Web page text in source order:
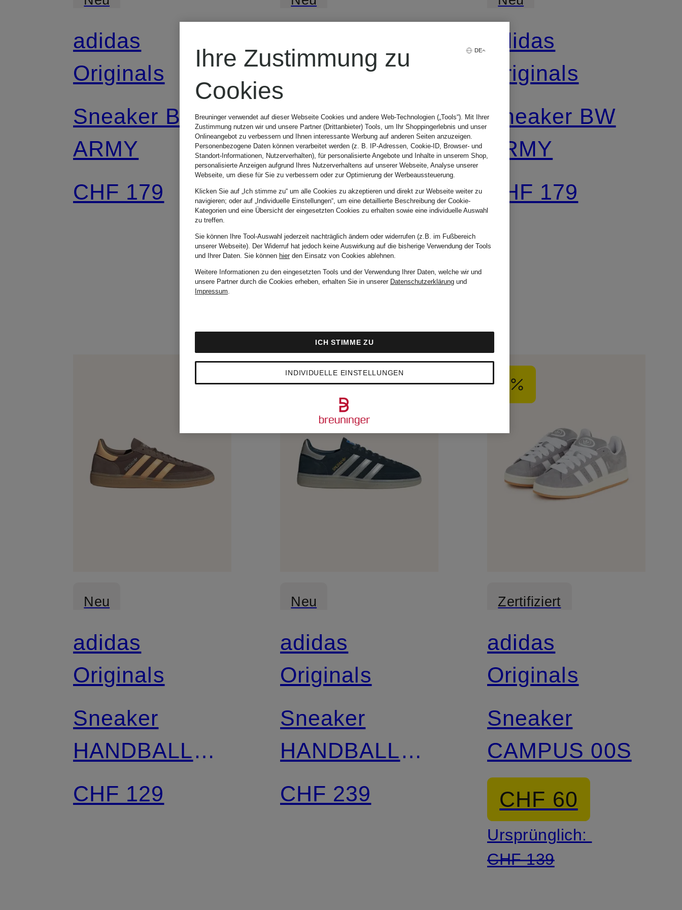
adidas
Originals
Sneaker BW
ARMY
CHF 179
Originals
Sneaker BW
ARMY
CHF 179
adidas
Originals
Sneaker BW
ARMY
CHF 179
Neu
adidas
Originals
Sneaker
HANDBALL
SPEZIAL
CHF 129
Neu
adidas
Originals
Sneaker
HANDBALL
SPEZIAL MIG
CHF 239
Zertifiziert
adidas
Originals
Sneaker
CAMPUS 00S
CHF 60
Ursprünglich:
CHF 139
DE
Ihre Zustimmung zu
Cookies
Breuninger verwendet auf dieser Webseite Cookies und andere Web-Technologien („Tools“). Mit Ihrer
Zustimmung nutzen wir und unsere Partner (Drittanbieter) Tools, um Ihr Shoppingerlebnis und unser
Onlineangebot zu verbessern und Ihnen interessante Werbung auf anderen Seiten anzuzeigen.
Personenbezogene Daten können verarbeitet werden (z. B. IP-Adressen, Cookie-ID, Browser- und
Standort-Informationen, Nutzerverhalten), für personalisierte Angebote und Inhalte in unserem Shop,
personalisierte Anzeigen aufgrund Ihres Nutzerverhaltens auf unserer Webseite, Analyse unserer
Webseite, um diese für Sie zu verbessern oder zur Optimierung der Werbeaussteuerung.
Klicken Sie auf „Ich stimme zu“ um alle Cookies zu akzeptieren und direkt zur Webseite weiter zu
navigieren; oder auf „Individuelle Einstellungen“, um eine detaillierte Beschreibung der Cookie-
Kategorien und eine Übersicht der eingesetzten Cookies zu erhalten sowie eine individuelle Auswahl
zu treffen.
Sie können Ihre Tool-Auswahl jederzeit nachträglich ändern oder widerrufen (z.B. im Fußbereich
unserer Webseite). Der Widerruf hat jedoch keine Auswirkung auf die bisherige Verwendung der Tools
und Ihrer Daten. Sie können hierden Einsatz von Cookies ablehnen.
Weitere Informationen zu den eingesetzten Tools und der Verwendung Ihrer Daten, welche wir und
unsere Partner durch die Cookies erheben, erhalten Sie in unserer Datenschutzerklärung und
Impressum.
INDIVIDUELLE EINSTELLUNGEN
ICH STIMME ZU